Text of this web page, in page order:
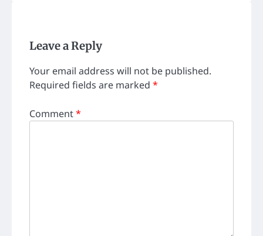
Leave a Reply
Your email address will not be published.
Required fields are marked *
Comment*